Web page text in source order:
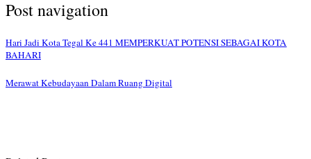
Post navigation
Hari Jadi Kota Tegal Ke 441 MEMPERKUAT POTENSI SEBAGAI KOTA
BAHARI
Merawat Kebudayaan Dalam Ruang Digital